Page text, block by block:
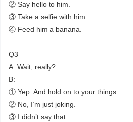
② Say hello to him.
③ Take a selfie with him.
④ Feed him a banana.
Q3
A: Wait, really?
B: __________
① Yep. And hold on to your things.
② No, I’m just joking.
③ I didn’t say that.